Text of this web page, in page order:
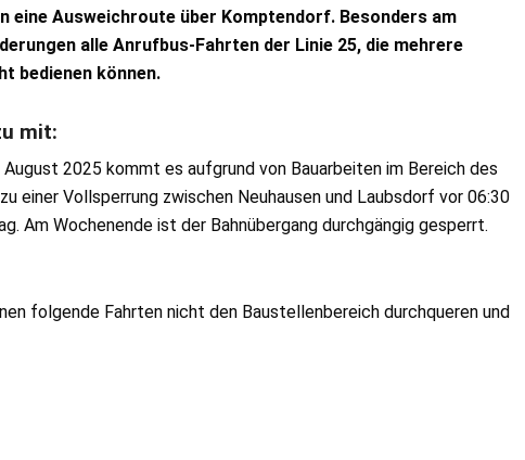
eine Ausweichroute über Komptendorf. Besonders am
alle Anrufbus-Fahrten der Linie 25, die mehrere
bedienen können.
mit:
2025 kommt es aufgrund von Bauarbeiten im Bereich des
einer Vollsperrung zwischen Neuhausen und Laubsdorf vor 06:30
Am Wochenende ist der Bahnübergang durchgängig gesperrt.
folgende Fahrten nicht den Baustellenbereich durchqueren und